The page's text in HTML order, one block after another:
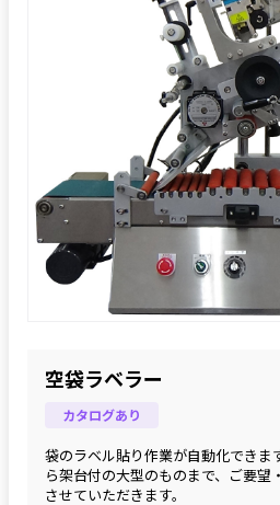
空袋ラベラー
カタログあり
袋のラベル貼り作業が自動化できま
ら架台付の大型のものまで、ご要望
させていただきます。